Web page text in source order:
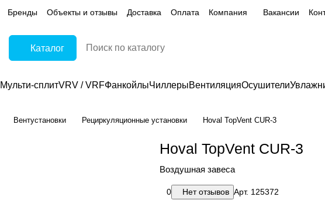
Бренды Объекты и отзывы Доставка Оплата Компания Вакансии
Каталог
Мульти-сплитVRV / VRFФанкойлыЧиллерыВентиляцияОсушители
Вентустановки Рециркуляционные установки Hoval TopVent CUR-3
Hoval TopVent CUR-3
Воздушная завеса
0 Нет отзывов Арт. 125372